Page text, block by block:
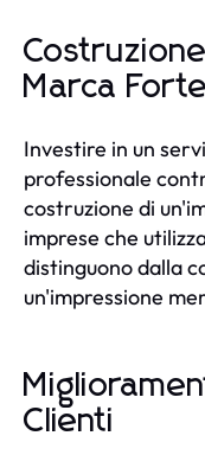
Marca Forte
Investire in un
professionale
costruzione di
imprese che
distinguono dalla
un'impressione
Clienti